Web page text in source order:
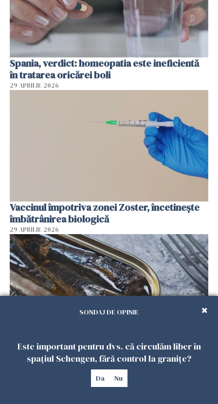
Spania, verdict: homeopatia este ineficientă
în tratarea oricărei boli
29 APRILIE 2026
Vaccinul împotriva zonei Zoster, încetinește
îmbătrânirea biologică
29 APRILIE 2026
Studiu: ce boală previne consumul a două
conserve de pește pe săptămână
SONDAJ DE OPINIE
Este important pentru dvs. că circulăm liber în
spațiul Schengen, fără control la granițe?
Da Nu